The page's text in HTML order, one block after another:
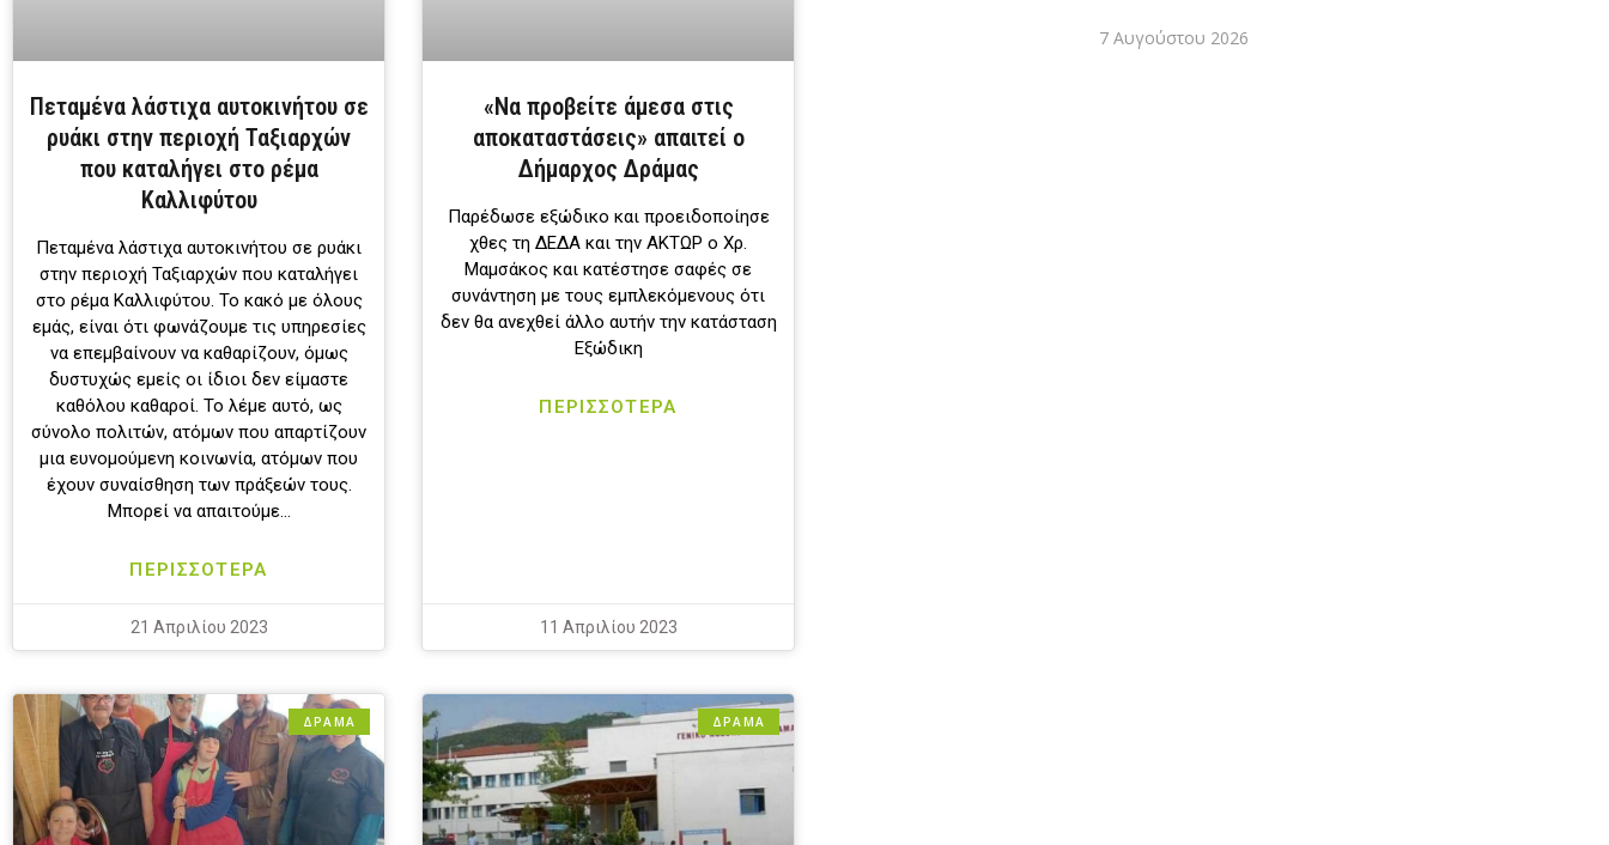
Πεταμένα λάστιχα αυτοκινήτου σε
ρυάκι στην περιοχή Ταξιαρχών
που καταλήγει στο ρέμα
Καλλιφύτου
Πεταμένα λάστιχα αυτοκινήτου σε ρυάκι
στην περιοχή Ταξιαρχών που καταλήγει
στο ρέμα Καλλιφύτου. Το κακό με όλους
εμάς, είναι ότι φωνάζουμε τις υπηρεσίες
να επεμβαίνουν να καθαρίζουν, όμως
δυστυχώς εμείς οι ίδιοι δεν είμαστε
καθόλου καθαροί. Το λέμε αυτό, ως
σύνολο πολιτών, ατόμων που απαρτίζουν
μια ευνομούμενη κοινωνία, ατόμων που
έχουν συναίσθηση των πράξεών τους.
Μπορεί να απαιτούμε…
ΠΕΡΙΣΣΟΤΕΡΑ
21 Απριλίου 2023
«Να προβείτε άμεσα στις
αποκαταστάσεις» απαιτεί ο
Δήμαρχος Δράμας
Παρέδωσε εξώδικο και προειδοποίησε
χθες τη ΔΕΔΑ και την ΑΚΤΩΡ ο Χρ.
Μαμσάκος και κατέστησε σαφές σε
συνάντηση με τους εμπλεκόμενους ότι
δεν θα ανεχθεί άλλο αυτήν την κατάσταση
Εξώδικη
ΠΕΡΙΣΣΟΤΕΡΑ
11 Απριλίου 2023
ΔΡΑΜΑ ΔΡΆΜΑ
7 Αυγούστου 2026